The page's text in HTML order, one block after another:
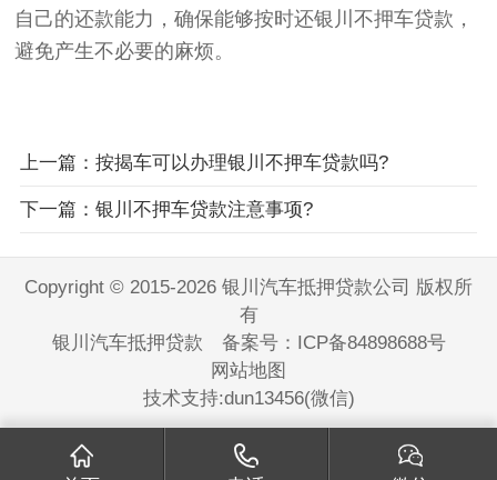
自己的还款能力，确保能够按时还银川不押车贷款，
避免产生不必要的麻烦。
上一篇：按揭车可以办理银川不押车贷款吗?
下一篇：银川不押车贷款注意事项?
Copyright © 2015-2026 银川汽车抵押贷款公司 版权所
有
银川汽车抵押贷款 备案号： ICP备84898688号
网站地图
技术支持:dun13456(微信)